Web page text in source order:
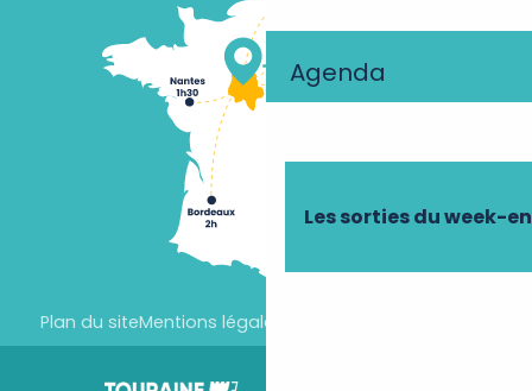
Agenda
Les sorties du week-
Plan du siteMentions légales